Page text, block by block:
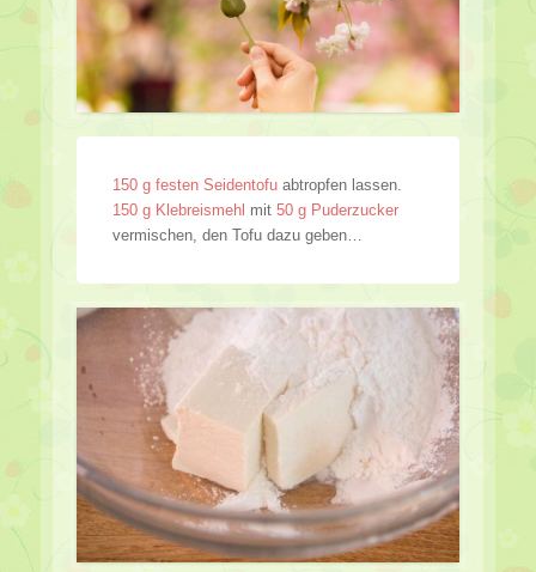
150 g festen Seidentofu abtropfen lassen.
150 g Klebreismehl mit 50 g Puderzucker
vermischen, den Tofu dazu geben…